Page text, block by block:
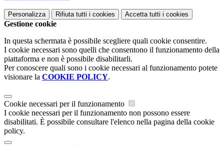
Personalizza Rifiuta tutti i cookies Accetta tutti i cookies
Gestione cookie
In questa schermata è possibile scegliere quali cookie consentire.
I cookie necessari sono quelli che consentono il funzionamento della
piattaforma e non è possibile disabilitarli.
Per conoscere quali sono i cookie necessari al funzionamento potete
visionare la COOKIE POLICY.
Cookie necessari per il funzionamento
I cookie necessari per il funzionamento non possono essere
disabilitati. È possibile consultare l'elenco nella pagina della cookie
policy.